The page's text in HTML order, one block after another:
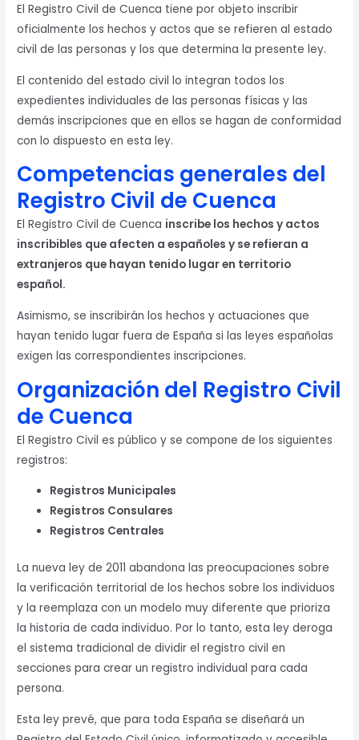
El Registro Civil de Cuenca tiene por objeto inscribir
oficialmente los hechos y actos que se refieren al estado
civil de las personas y los que determina la presente ley.
El contenido del estado civil lo integran todos los
expedientes individuales de las personas físicas y las
demás inscripciones que en ellos se hagan de conformidad
con lo dispuesto en esta ley.
Competencias generales del
Registro Civil de Cuenca
El Registro Civil de Cuenca inscribe los hechos y actos
inscribibles que afecten a españoles y se refieran a
extranjeros que hayan tenido lugar en territorio
español.
Asimismo, se inscribirán los hechos y actuaciones que
hayan tenido lugar fuera de España si las leyes españolas
exigen las correspondientes inscripciones.
Organización del Registro Civil
de Cuenca
El Registro Civil es público y se compone de los siguientes
registros:
Registros Municipales
Registros Consulares
Registros Centrales
La nueva ley de 2011 abandona las preocupaciones sobre
la verificación territorial de los hechos sobre los individuos
y la reemplaza con un modelo muy diferente que prioriza
la historia de cada individuo. Por lo tanto, esta ley deroga
el sistema tradicional de dividir el registro civil en
secciones para crear un registro individual para cada
persona.
Esta ley prevé, que para toda España se diseñará un